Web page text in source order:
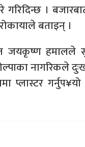
।
बताइन् ।
जयकृष्ण हमालले
नागरिकले
प्लास्टर